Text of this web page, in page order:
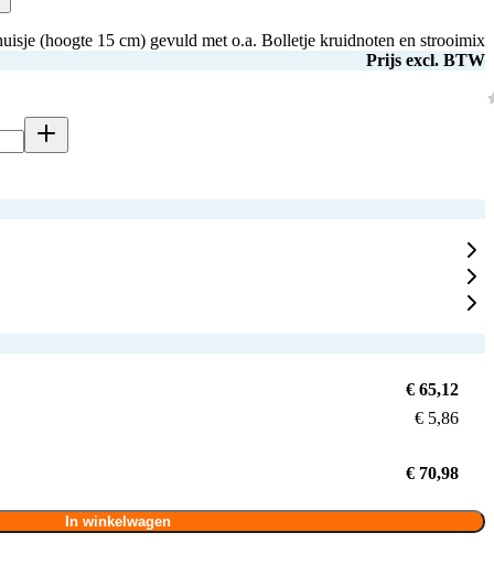
(hoogte 15 cm) gevuld met o.a. Bolletje kruidnoten en strooimix
Prijs excl. BTW
€ 65,12
€ 5,86
€ 70,98
In winkelwagen